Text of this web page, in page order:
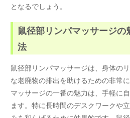
となるでしょう。
鼠径部リンパマッサージ
法
鼠径部リンパマッサージは、身体の
な老廃物の排出を助けるための非常
マッサージの一番の魅力は、手軽に
ます。特に長時間のデスクワークや